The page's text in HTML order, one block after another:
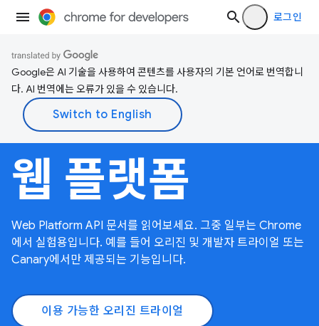
로그인
Google은 AI 기술을 사용하여 콘텐츠를 사용자의 기본 언어로 번역합니
다. AI 번역에는 오류가 있을 수 있습니다.
웹 플랫폼
Web Platform API 문서를 읽어보세요. 그중 일부는 Chrome
에서 실험용입니다. 예를 들어 오리진 및 개발자 트라이얼 또는
Canary에서만 제공되는 기능입니다.
이용 가능한 오리진 트라이얼